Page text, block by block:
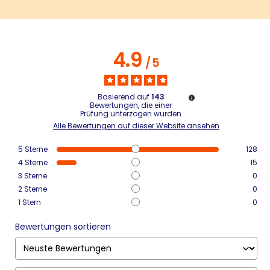
4.9/5
Basierend auf143
Bewertungen, die einer
Prüfung unterzogen wurden
Alle Bewertungen auf dieser Website ansehen
5 Sterne
128
4Sterne
15
3 Sterne
0
2Sterne
0
1 Stern 0
Bewertungen sortieren